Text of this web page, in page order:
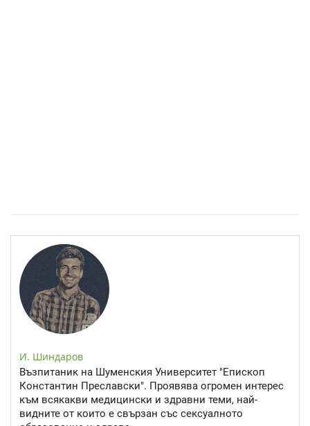
И. Шиндаров
Възпитаник на Шуменския Университет "Епископ
Константин Преславски". Проявява огромен интерес
към всякакви медицински и здравни теми, най-
видните от които е свързан със сексуалното